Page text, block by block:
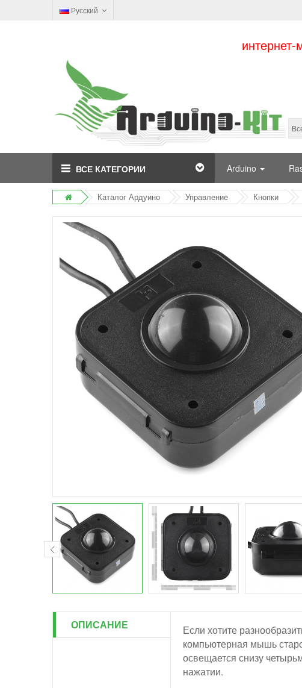
Русский
ВСЕ КАТЕГОРИИ Arduino
Каталог Ардуино Управление Кнопки
ОПИСАНИЕ
Если хотите
компьютерная мышь
освещается снизу
нажатии.